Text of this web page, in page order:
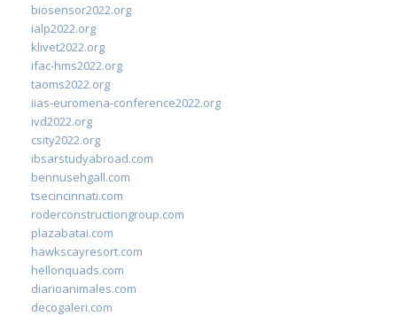
biosensor2022.org
ialp2022.org
klivet2022.org
ifac-hms2022.org
taoms2022.org
iias-euromena-conference2022.org
ivd2022.org
csity2022.org
ibsarstudyabroad.com
bennusehgall.com
tsecincinnati.com
roderconstructiongroup.com
plazabatai.com
hawkscayresort.com
hellonquads.com
diarioanimales.com
decogaleri.com